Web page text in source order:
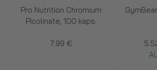
Pro Nutrition Chromium
Picolinate, 100 kaps.
7.99 €